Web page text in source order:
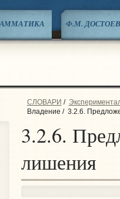
Ф.М.
СЛОВАРИ /
Владение / 3.2.6.
3.2.6.
лишения